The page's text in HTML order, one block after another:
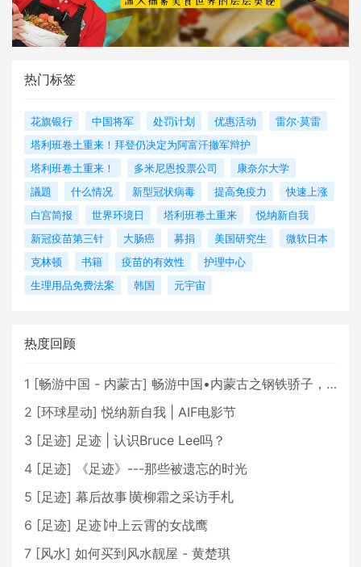
热门标签
花旗银行 中国将军 处罚计划 优惠活动
雷尔·莫雷
塔利班卷土重来！拜登仍决定为阿富汗撤军辩护
塔利班卷土重来！
多米尼恩投票公司
康奈尔大学
議題
什么情况 新型冠状病毒 提高免疫力
快速上涨
白宫简报
世界环境日 塔利班卷土重来
悦纳新自我
新冠疫苗第三针
大肠癌 募捐 美国研究生
微软日本
克林顿
书籍 疫苗的有效性
护理中心
生理用品免费法案
韩国 元宇宙
热度回顾
1 [畅游中国 - 内蒙古] 畅游中国•内蒙古之钢铁骄子，魅力包头
2 [环球星动] 悦纳新自我 | AIF电影节
3 [足迹] 足迹 | 认识Bruce Lee吗？
4 [足迹]
《足迹》---那些被遗忘的时光
5 [足迹] 幕后故事∣黄柳霜之采访手札
6 [足迹] 足迹∣冲上云霄的女战鹰
7 [风水] 如何买到风水靓屋 - 黄楚琪